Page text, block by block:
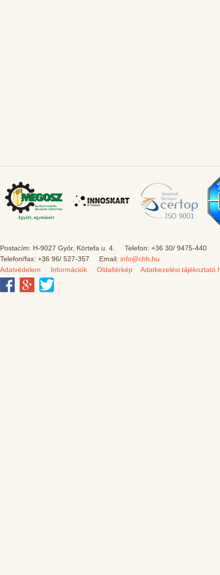
Postacím: H-9027 Győr, Körtefa u. 4. Telefon: +36 30/ 9475-440
Telefon/fax: +36 96/ 527-357 Email: info@chh.hu
Adatvédelem
Információk Oldaltérkép Adatkezelési tájékoztató